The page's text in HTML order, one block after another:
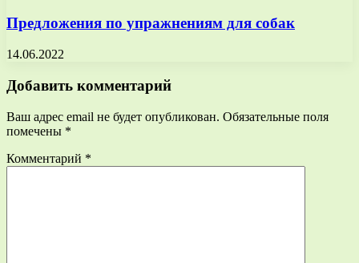
Предложения по упражнениям для собак
14.06.2022
Добавить комментарий
Ваш адрес email не будет опубликован. Обязательные поля
помечены *
Комментарий *